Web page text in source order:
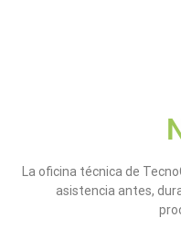
La oficina técnica de
asistencia antes,